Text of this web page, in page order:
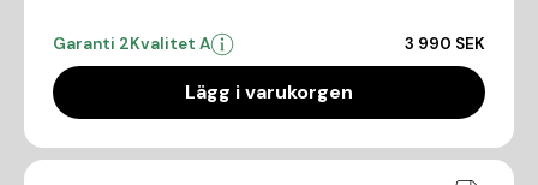
Garanti 2Kvalitet A 3 990 SEK
Lägg i varukorgen